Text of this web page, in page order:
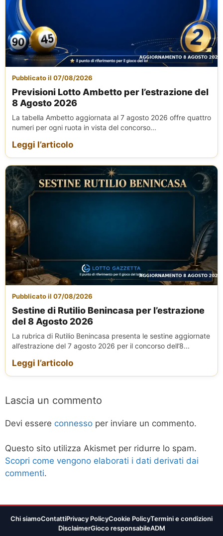
Pubblicato il 07/08/2026
Previsioni Lotto Ambetto per l’estrazione del
8 Agosto 2026
La tabella Ambetto aggiornata al 7 agosto 2026 offre quattro
numeri per ogni ruota in vista del concorso...
Leggi l’articolo
Pubblicato il 07/08/2026
Sestine di Rutilio Benincasa per l’estrazione
del 8 Agosto 2026
La rubrica di Rutilio Benincasa presenta le sestine aggiornate
all’estrazione del 7 agosto 2026 per il concorso dell’8...
Leggi l’articolo
Lascia un commento
Devi essere connesso per inviare un commento.
Questo sito utilizza Akismet per ridurre lo spam.
Scopri come vengono elaborati i dati derivati dai
commenti.
Chi siamoContattiPrivacy PolicyCookie PolicyTermini e condizioni
DisclaimerGioco responsabileADM